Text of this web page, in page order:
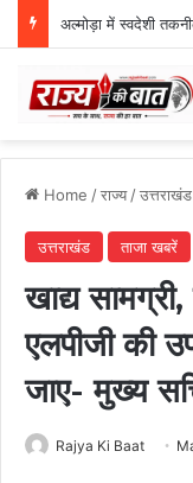
Home /राज्य/उत्तराखंड
उत्तराखंड ताजा खबरें
खाद्य
एलपीजी की
जाए- मुख्य
Rajya Ki Baat